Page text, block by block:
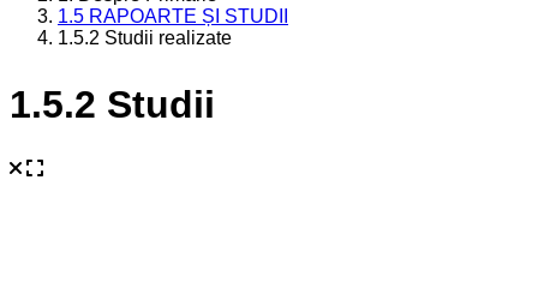
1.5 RAPOARTE ȘI STUDII
1.5.2 Studii realizate
1.5.2 Studii